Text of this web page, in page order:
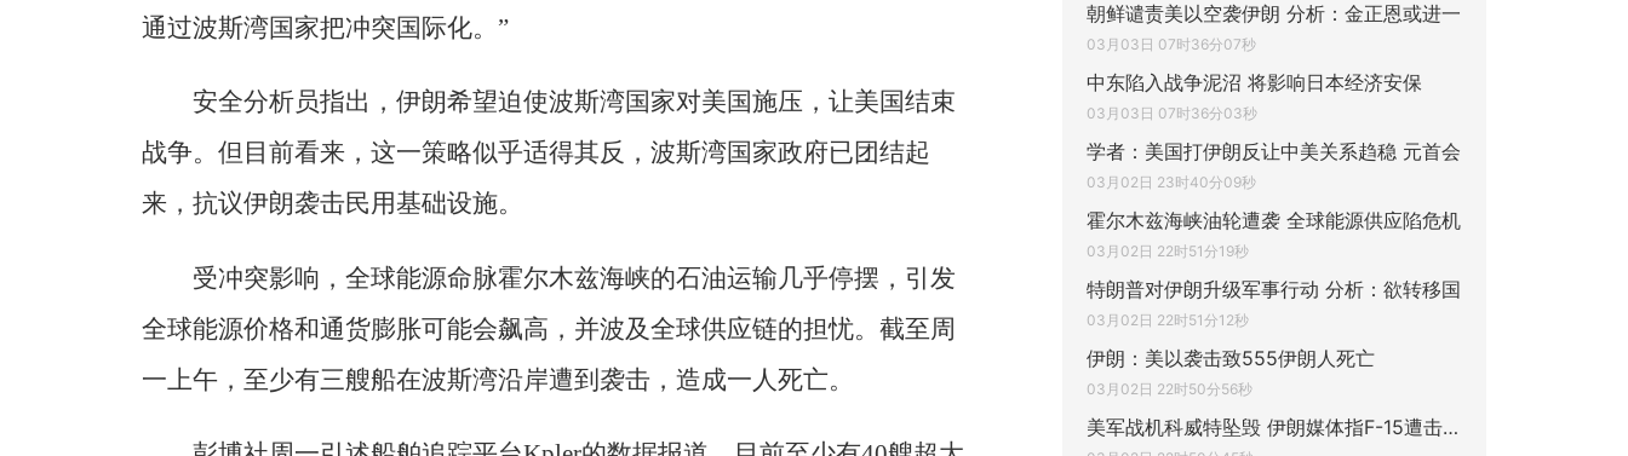
通过波斯湾国家把冲突国际化。”
安全分析员指出，伊朗希望迫使波斯湾国家对美国施压，让美国结束
战争。但目前看来，这一策略似乎适得其反，波斯湾国家政府已团结起
来，抗议伊朗袭击民用基础设施。
受冲突影响，全球能源命脉霍尔木兹海峡的石油运输几乎停摆，引发
全球能源价格和通货膨胀可能会飙高，并波及全球供应链的担忧。截至周
一上午，至少有三艘船在波斯湾沿岸遭到袭击，造成一人死亡。
朝鲜谴责美以空袭伊朗 分析：金正恩或进一
03月03日 07时36分07秒
中东陷入战争泥沼 将影响日本经济安保
03月03日 07时36分03秒
学者：美国打伊朗反让中美关系趋稳 元首会
03月02日 23时40分09秒
霍尔木兹海峡油轮遭袭 全球能源供应陷危机
03月02日 22时51分19秒
特朗普对伊朗升级军事行动 分析：欲转移国
03月02日 22时51分12秒
伊朗：美以袭击致555伊朗人死亡
03月02日 22时50分56秒
美军战机科威特坠毁 伊朗媒体指F-15遭击落